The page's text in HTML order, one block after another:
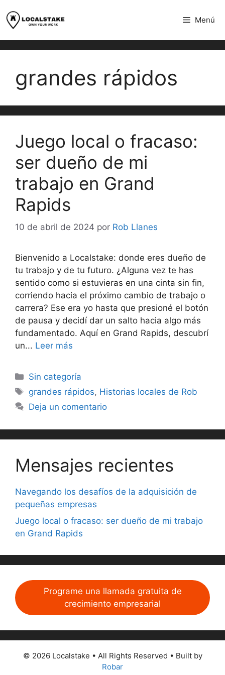
al
contenido
Menú
grandes rápidos
Juego local o fracaso:
ser dueño de mi
trabajo en Grand
Rapids
10 de abril de 2024 por Rob Llanes
Bienvenido a Localstake: donde eres dueño de
tu trabajo y de tu futuro. ¿Alguna vez te has
sentido como si estuvieras en una cinta sin fin,
corriendo hacia el próximo cambio de trabajo o
carrera? Ese era yo hasta que presioné el botón
de pausa y decidí dar un salto hacia algo más
fundamentado. Aquí en Grand Rapids, descubrí
un... Leer más
Categorías
Sin categoría
Etiquetas
grandes rápidos, Historias locales de Rob
Deja un comentario
Mensajes recientes
Navegando los desafíos de la adquisición de
pequeñas empresas
Juego local o fracaso: ser dueño de mi trabajo
en Grand Rapids
Programe una llamada gratuita de
crecimiento empresarial
© 2026 Localstake • All Rights Reserved • Built by
Robar